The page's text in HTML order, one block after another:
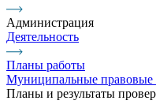
Администрация
Деятельность
Планы работы
Муниципальные правовые
Планы и результаты